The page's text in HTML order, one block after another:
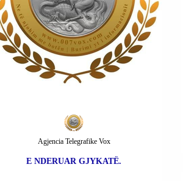
E NDERUAR GJYKATË.
Agjencia Telegrafike Vox